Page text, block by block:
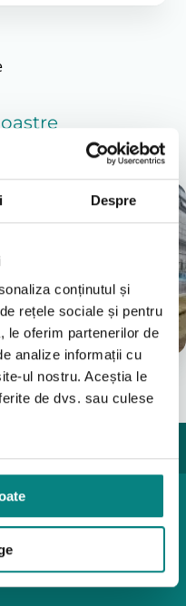
Despre
conținutul și
rețele sociale și pentru
le oferim partenerilor de
analize informații cu
ul nostru. Aceștia le
de dvs. sau culese